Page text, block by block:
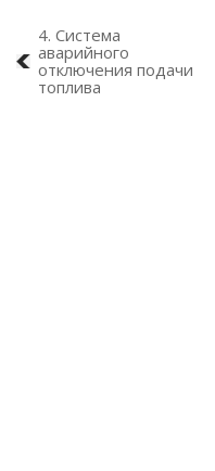
4. Система
аварийного
отключения подачи
топлива